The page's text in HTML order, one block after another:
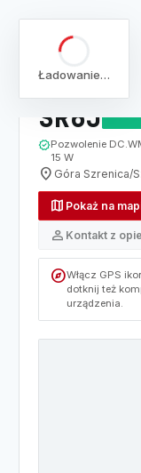
Ładowanie…
SR6J
verifiedPozwolenie
15 W
location_on Góra Szrenica/
map Pokaż na
person Kontakt z
exploreWłącz GPS
dotknij też
urządzenia.